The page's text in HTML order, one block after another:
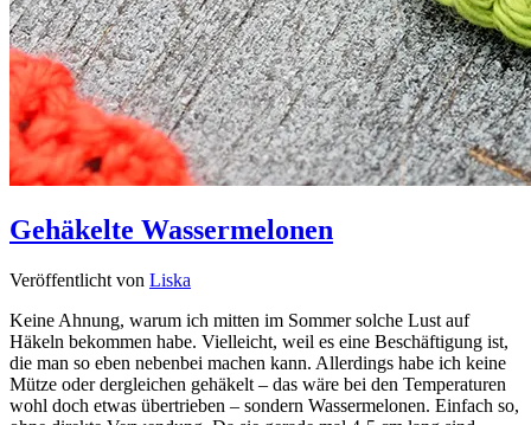
Gehäkelte Wassermelonen
Veröffentlicht von Liska
Keine Ahnung, warum ich mitten im Sommer solche Lust auf
Häkeln bekommen habe. Vielleicht, weil es eine Beschäftigung ist,
die man so eben nebenbei machen kann. Allerdings habe ich keine
Mütze oder dergleichen gehäkelt – das wäre bei den Temperaturen
wohl doch etwas übertrieben – sondern Wassermelonen. Einfach so,